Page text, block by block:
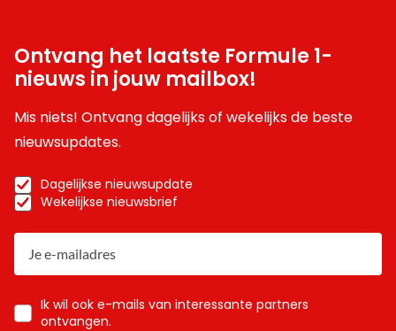
Ontvang het laatste Formule 1-
nieuws in jouw mailbox!
Mis niets! Ontvang dagelijks of wekelijks de beste
nieuwsupdates.
Dagelijkse nieuwsupdate
Wekelijkse nieuwsbrief
Ik wil ook e-mails van interessante partners
ontvangen.